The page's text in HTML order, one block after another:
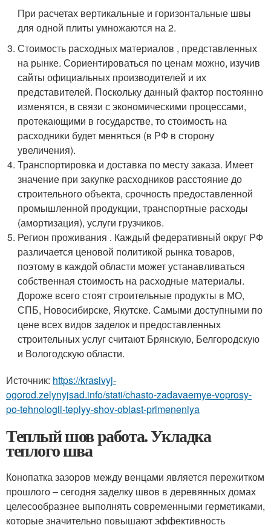
При расчетах вертикальные и горизонтальные швы
для одной плиты умножаются на 2.
Стоимость расходных материалов , представленных
на рынке. Сориентироваться по ценам можно, изучив
сайты официальных производителей и их
представителей. Поскольку данный фактор постоянно
изменятся, в связи с экономическими процессами,
протекающими в государстве, то стоимость на
расходники будет меняться (в РФ в сторону
увеличения).
Транспортировка и доставка по месту заказа. Имеет
значение при закупке расходников расстояние до
строительного объекта, срочность предоставленной
промышленной продукции, транспортные расходы
(амортизация), услуги грузчиков.
Регион проживания . Каждый федеративный округ РФ
различается ценовой политикой рынка товаров,
поэтому в каждой области может устанавливаться
собственная стоимость на расходные материалы.
Дороже всего стоят строительные продукты в МО,
СПБ, Новосибирске, Якутске. Самыми доступными по
цене всех видов заделок и предоставленных
строительных услуг считают Брянскую, Белгородскую
и Вологодскую области.
Источник: https://krasivyj-
ogorod.zelynyjsad.info/stati/chasto-zadavaemye-voprosy-
po-tehnologii-teplyy-shov-oblast-primeneniya
Теплый шов работа. Укладка
теплого шва
Конопатка зазоров между венцами является пережитком
прошлого – сегодня заделку швов в деревянных домах
целесообразнее выполнять современными герметиками,
которые значительно повышают эффективность